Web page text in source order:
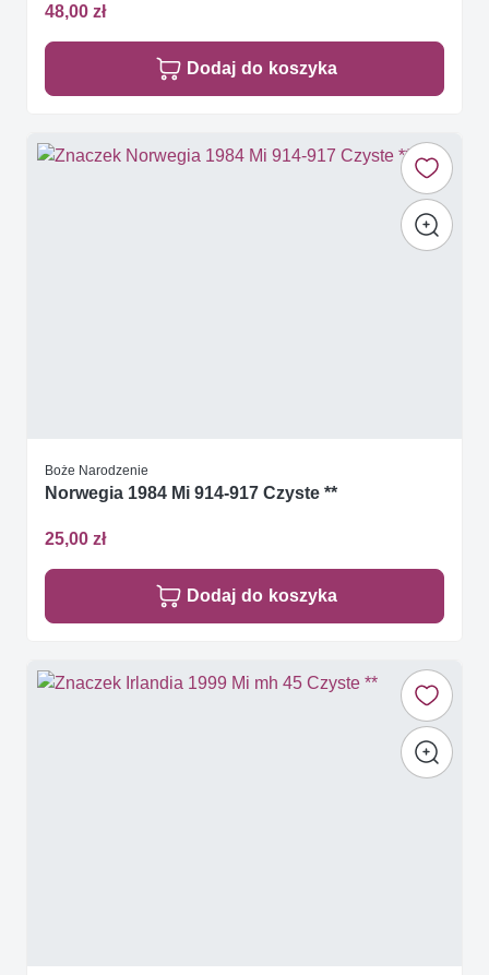
48,00 zł
Dodaj do koszyka
Boże Narodzenie
Norwegia 1984 Mi 914-917 Czyste **
25,00 zł
Dodaj do koszyka